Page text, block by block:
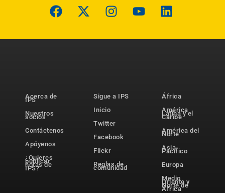
Acerca de
IPS
Nuestros
socios
Contáctenos
Apóyenos
¿Quieres
publicar
notas de
IPS?
Sigue a IPS
Inicio
Twitter
Facebook
Flickr
Reglas de
comunidad
África
América
Latina y el
Caribe
América del
Norte
Asia-
Pacífico
Europa
Medio
Oriente y
Norte de
África